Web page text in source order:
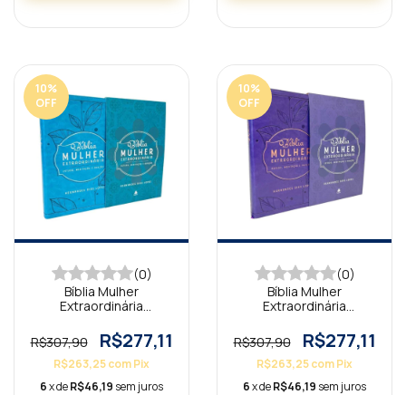
10%
OFF
(0)
Bíblia Mulher
Extraordinária
Turquesa KJA
R$307,90 R$277,11
R$263,25comPix
6x deR$46,19 sem juros
10%
OFF
(0)
Bíblia Mulher
Extraordinária
Lilás KJA
R$307,90 R$277,11
R$263,25comPix
6x deR$46,19 sem juros